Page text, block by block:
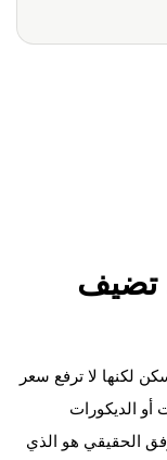
تضيف
لكنها لا ترفع سعر
أو الديكورات
الحقيقي هو الذي